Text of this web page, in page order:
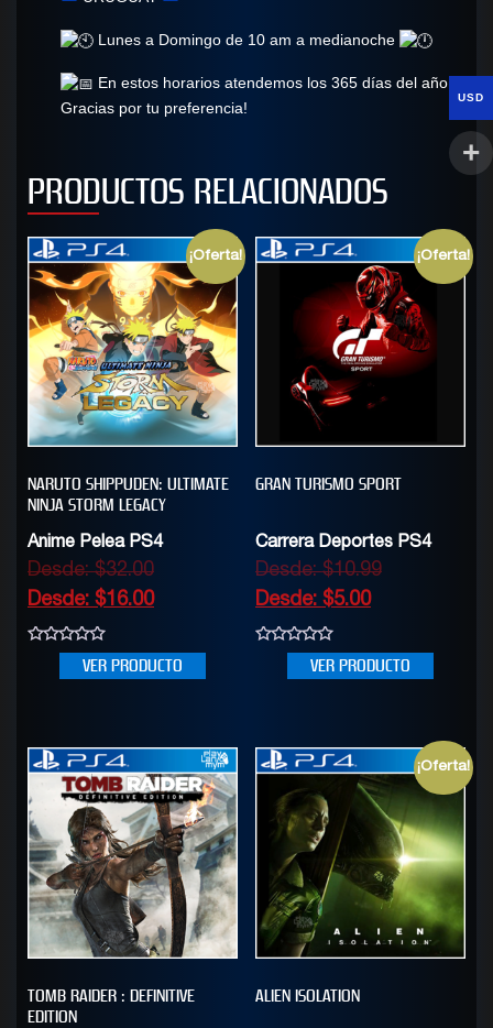
Lunes a Domingo de 10 am a medianoche
En estos horarios atendemos los 365 días del año.
Gracias por tu preferencia!
PRODUCTOS RELACIONADOS
¡Oferta!
NARUTO SHIPPUDEN: ULTIMATE
NINJA STORM LEGACY
Anime Pelea PS4
Desde:$32.00
Desde: $16.00
VER PRODUCTO
¡Oferta!
GRAN TURISMO SPORT
Carrera Deportes PS4
Desde:$10.99
Desde: $5.00
VER PRODUCTO
TOMB RAIDER : DEFINITIVE
EDITION
¡Oferta!
ALIEN ISOLATION
USD